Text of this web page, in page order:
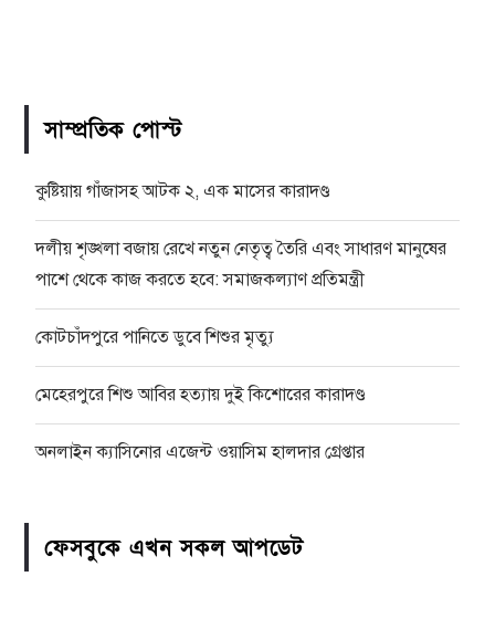
সাম্প্রতিক পোস্ট
কুষ্টিয়ায় গাঁজাসহ আটক ২, এক মাসের কারাদণ্ড
দলীয় শৃঙ্খলা বজায় রেখে নতুন নেতৃত্ব তৈরি এবং সাধারণ মানুষের
পাশে থেকে কাজ করতে হবে: সমাজকল্যাণ প্রতিমন্ত্রী
কোটচাঁদপুরে পানিতে ডুবে শিশুর মৃত্যু
মেহেরপুরে শিশু আবির হত্যায় দুই কিশোরের কারাদণ্ড
অনলাইন ক্যাসিনোর এজেন্ট ওয়াসিম হালদার গ্রেপ্তার
ফেসবুকে এখন সকল আপডেট